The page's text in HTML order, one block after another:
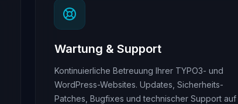
Wartung & Support
Kontinuierliche Betreuung Ihrer TYPO3- und
WordPress-Websites. Updates, Sicherheits-
Patches, Bugfixes und technischer Support auf